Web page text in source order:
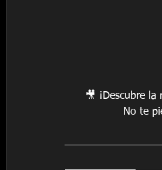
🎥 ¡Descubre
No te